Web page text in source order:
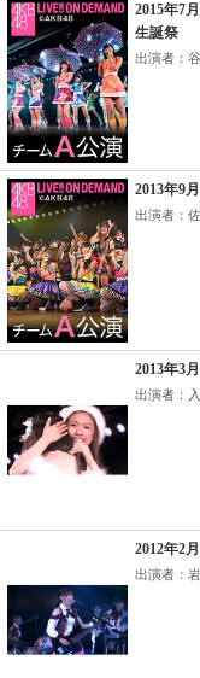
2015年7
生誕祭
出演者：
2013年9
出演者：
2013年3
出演者：
2012年2
出演者：